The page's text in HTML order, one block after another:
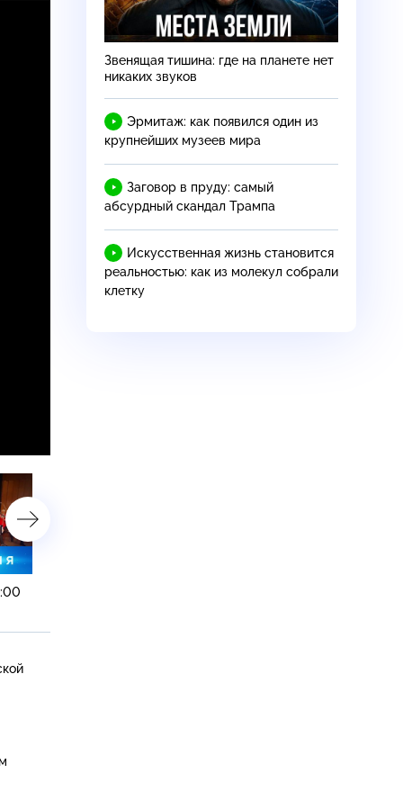
Звенящая тишина: где на планете нет
никаких звуков
Эрмитаж: как появился один из
крупнейших музеев мира
Заговор в пруду: самый
абсурдный скандал Трампа
Искусственная жизнь становится
реальностью: как из молекул собрали
клетку